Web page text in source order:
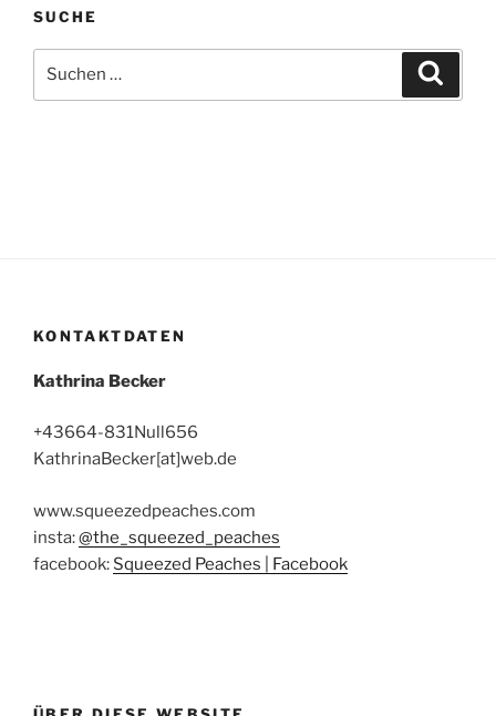
SUCHE
nach:
KONTAKTDATEN
Kathrina Becker
+43664-831Null656
KathrinaBecker[at]web.de
www.squeezedpeaches.com
insta:@the_squeezed_peaches
facebook: Squeezed Peaches | Facebook